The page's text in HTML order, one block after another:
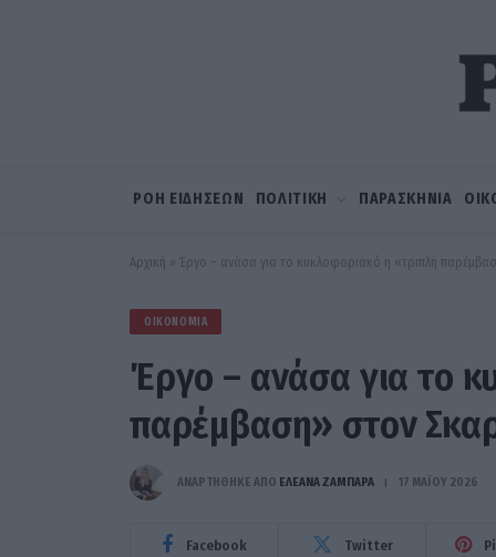
ΡΟΗ ΕΙΔΗΣΕΩΝ ΠΟΛΙΤΙΚΗ ΠΑΡΑΣΚΗΝΙΑ
Αρχική » Έργο – ανάσα για το κυκλοφοριακό η «τριπλή
ΟΙΚΟΝΟΜΊΑ
Έργο – ανάσα για το
παρέμβαση» στον
ΑΝΑΡΤΗΘΗΚΕ ΑΠΟ ΕΛΕΑΝΑ ΖΑΜΠΑΡΑ 17 ΜΑΪ́ΟΥ 2026
Facebook Twitter